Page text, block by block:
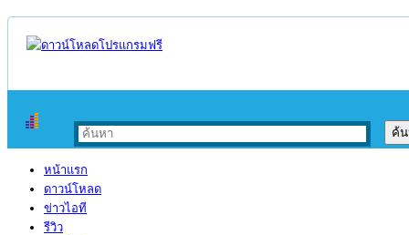
หน้าแรก
ดาวน์โหลด
ข่าวไอที
รีวิว